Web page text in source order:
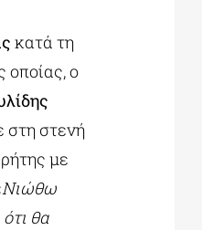
κατά τη
οποίας, ο
στη στενή
με
Νιώθω
θα